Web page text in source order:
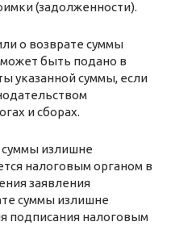
(задолженности).
о возврате суммы
быть подано в
указанной суммы, если
и сборах.
излишне
налоговым органом в
заявления
суммы излишне
подписания налоговым